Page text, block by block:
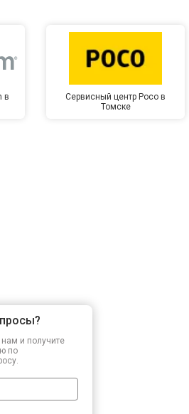
в
Сервисный центр Poco в
Томске
и получите
по